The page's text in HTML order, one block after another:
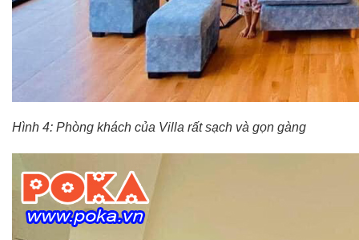
Hình 4: Phòng khách của Villa rất sạch và gọn gàng